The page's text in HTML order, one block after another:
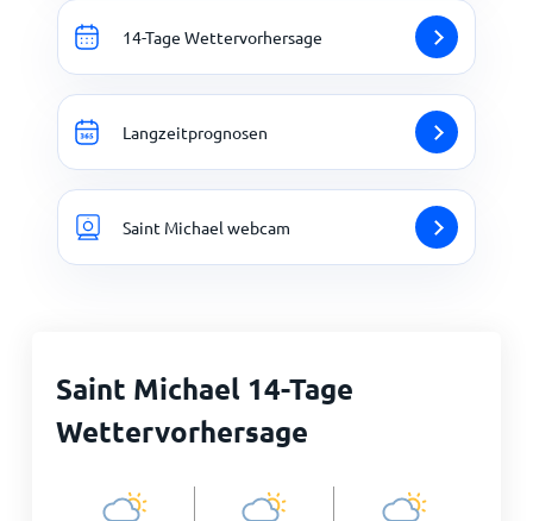
14-Tage Wettervorhersage
Langzeitprognosen
Saint Michael webcam
Saint Michael 14-Tage
Wettervorhersage